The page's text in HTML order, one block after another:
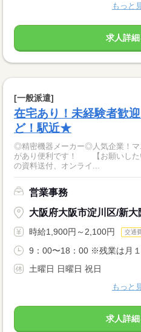
もっと
求人詳
[一般派遣]
在宅あり！未経験者歓
ど！駅近★
◎精密機器メーカー◎人気企業！マ
があり便利です！ 【お願いした
の資料送付、オンライ...
営業事務
大阪府大阪市淀川区/新大
時給1,900円～2,100円 交通
9：00〜18：00 ※残業は月
土曜日 日曜日 祝日
もっと
求人詳